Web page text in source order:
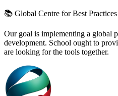
📚 Global Centre for Best
Our goal is implementing a global
development. School ought to
are looking for the tools together.